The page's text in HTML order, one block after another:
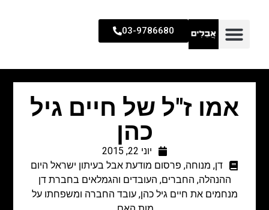
03-9786680
אמו ז"ל של חיים גיל
כהן
יוני 22, 2015
דן, מנוחה, פרסום מודעת אבל בעיתון ישראל היום
ההנהלה, החברים, העובדים והגמלאים בחברת דן
מנחמים את חיים גיל כהן, עובד החברה ומשפחתו על